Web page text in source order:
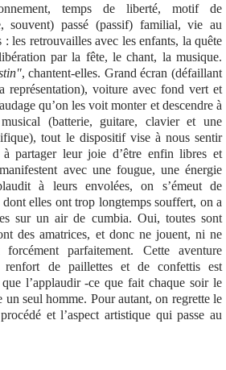
temps de liberté, motif de
souvent) passé (passif) familial, vie au
: les retrouvailles avec les enfants, la quête
par la fête, le chant, la musique.
, chantent-elles. Grand écran (défaillant
représentation), voiture avec fond vert et
qu’on les voit monter et descendre à
musical (batterie, guitare, clavier et une
tout le dispositif vise à nous sentir
à partager leur joie d’être enfin libres et
avec une fougue, une énergie
à leurs envolées, on s’émeut de
elles ont trop longtemps souffert, on a
sur un air de cumbia. Oui, toutes sont
des amatrices, et donc ne jouent, ni ne
parfaitement. Cette aventure
renfort de paillettes et de confettis est
l’applaudir -ce que fait chaque soir le
seul homme. Pour autant, on regrette le
et l’aspect artistique qui passe au